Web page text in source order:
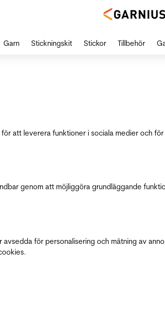
att leverera funktioner i sociala medier och
genom att möjliggöra grundläggande
för personalisering och mätning av
Garn Stickningskit Stickor Tillbehör